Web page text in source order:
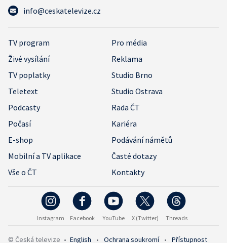
info@ceskatelevize.cz
TV program
Pro média
Živé vysílání
Reklama
TV poplatky
Studio Brno
Teletext
Studio Ostrava
Podcasty
Rada ČT
Počasí
Kariéra
E-shop
Podávání námětů
Mobilní a TV aplikace
Časté dotazy
Vše o ČT
Kontakty
Instagram Facebook YouTube X (Twitter) Threads
© Česká televize • English • Ochrana soukromí • Přístupnost